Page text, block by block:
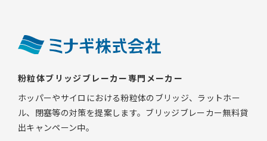
粉粒体ブリッジブレーカー専門メーカー
ホッパーやサイロにおける粉粒体のブリッジ、ラットホー
ル、閉塞等の対策を提案します。ブリッジブレーカー無料貸
出キャンペーン中。